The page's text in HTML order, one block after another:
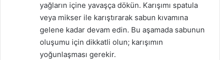
yağların içine yavaşça dökün. Karışımı spatula
veya mikser ile karıştırarak sabun kıvamına
gelene kadar devam edin. Bu aşamada sabunun
oluşumu için dikkatli olun; karışımın
yoğunlaşması gerekir.